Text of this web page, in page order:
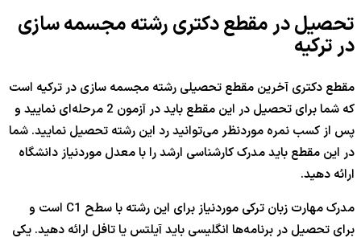
تحصیل در مقطع دکتری رشته مجسمه سازی
در ترکیه
مقطع دکتری آخرین مقطع تحصیلی رشته مجسمه سازی در ترکیه است
که شما برای تحصیل در این مقطع باید در آزمون 2 مرحله‌ای نمایید و
پس از کسب نمره موردنظر می‌توانید رد این رشته تحصیل نمایید. شما
در این مقطع باید مدرک کارشناسی ارشد را با معدل موردنیاز دانشگاه
ارائه دهید.
مدرک مهارت زبان ترکی موردنیاز برای این رشته با سطح C1 است و
برای تحصیل در برنامه‌ها انگلیسی باید آیلتس یا تافل ارائه دهید. یکی